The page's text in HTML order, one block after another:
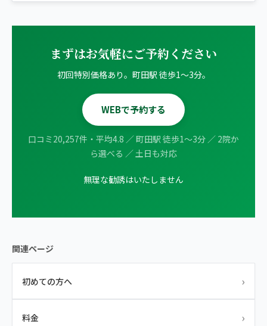
まずはお気軽にご予約ください
初回特別価格あり。町田駅 徒歩1〜3分。
WEBで予約する
口コミ20,257件・平均4.8 ／ 町田駅 徒歩1〜3分 ／ 2院か
ら選べる ／ 土日も対応
無理な勧誘はいたしません
関連ページ
初めての方へ ›
料金 ›